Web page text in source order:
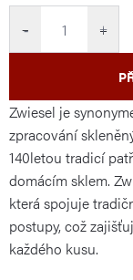
+
−
Zwiesel je
zpracování
140letou tradicí
domácím sklem.
která spojuje
postupy, což
každého kusu.